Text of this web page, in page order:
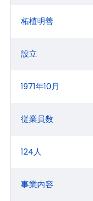
柘植明善
設立
1971年10月
従業員数
124人
事業内容